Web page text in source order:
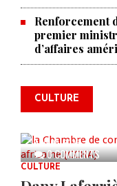
Renforcement
premier
d’affaires
CULTURE
0 COMMENTS
La
l'industrie
AUG 05, 2026
CULTURE